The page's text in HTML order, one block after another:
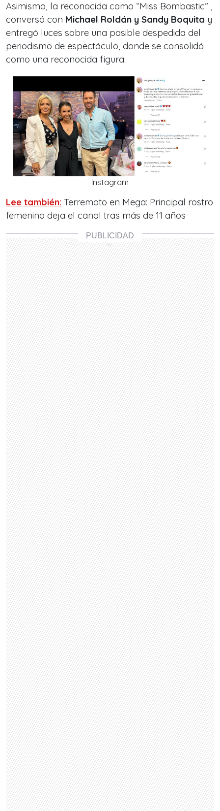
Asimismo, la reconocida como “Miss Bombastic” ,
conversó con Michael Roldán y Sandy Boquita y
entregó luces sobre una posible despedida del
periodismo de espectáculo, donde se consolidó
como una reconocida figura.
Instagram
Lee también: Terremoto en Mega: Principal rostro
femenino deja el canal tras más de 11 años